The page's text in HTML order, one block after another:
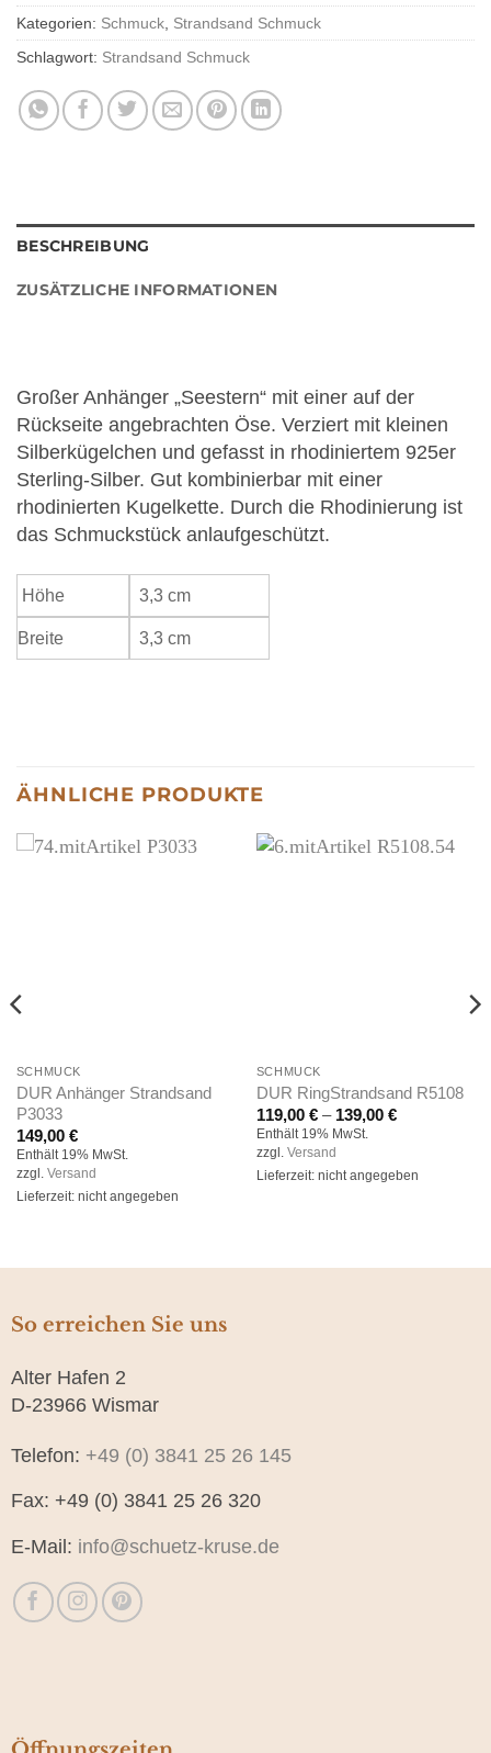
Kategorien: Schmuck, Strandsand Schmuck
Schlagwort: Strandsand Schmuck
BESCHREIBUNG
ZUSÄTZLICHE INFORMATIONEN
Großer Anhänger „Seestern“ mit einer auf der
Rückseite angebrachten Öse. Verziert mit kleinen
Silberkügelchen und gefasst in rhodiniertem 925er
Sterling-Silber. Gut kombinierbar mit einer
rhodinierten Kugelkette. Durch die Rhodinierung ist
das Schmuckstück anlaufgeschützt.
Höhe 3,3 cm
Breite 3,3 cm
ÄHNLICHE PRODUKTE
SCHMUCK
DUR Anhänger Strandsand
P3033
149,00 €
Enthält 19% MwSt.
zzgl. Versand
Lieferzeit: nicht angegeben
SCHMUCK
DUR RingStrandsand R5108
119,00 € – 139,00 €Preisspanne:
Enthält 19% MwSt.
zzgl. Versand
Lieferzeit: nicht angegeben
So erreichen Sie uns
Alter Hafen 2
D-23966 Wismar
Telefon: +49 (0) 3841 25 26 145
Fax: +49 (0) 3841 25 26 320
E-Mail: info@schuetz-kruse.de